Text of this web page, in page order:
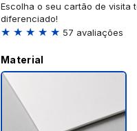
Escolha o seu cartão de visita
diferenciado!
★ ★ ★ ★ ★ 57 avaliações
Material